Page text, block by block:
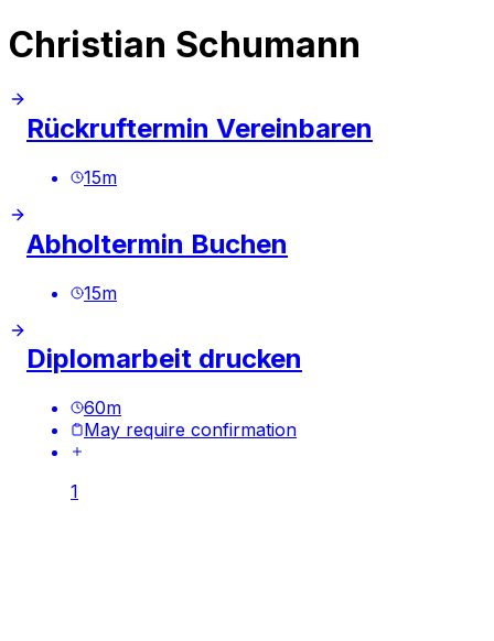
Christian Schumann
Rückruftermin Vereinbaren
15m
Abholtermin Buchen
15m
Diplomarbeit drucken
60m
May require confirmation
1